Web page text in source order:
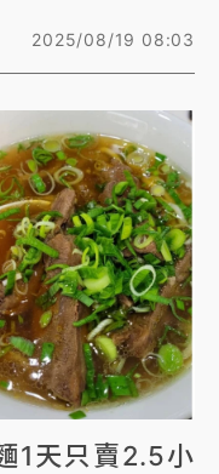
傳」，開業至今已
粿和湯品。
2025/08/19 08:03
1天只賣2.5小